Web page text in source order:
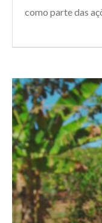
como parte das